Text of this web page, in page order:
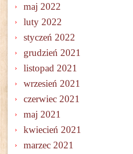
maj 2022
luty 2022
styczeń 2022
grudzień 2021
listopad 2021
wrzesień 2021
czerwiec 2021
maj 2021
kwiecień 2021
marzec 2021